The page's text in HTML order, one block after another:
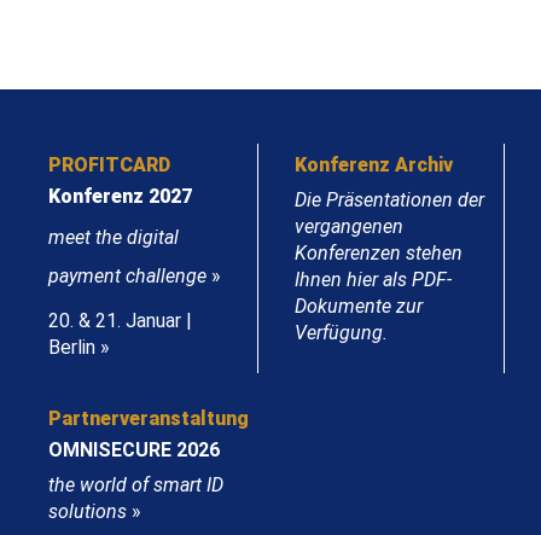
PROFITCARD
Konferenz 2027
meet the digital
payment challenge »
20. & 21. Januar |
Berlin »
Konferenz Archiv
Die Präsentationen der
vergangenen
Konferenzen stehen
Ihnen hier als PDF-
Dokumente zur
Verfügung.
Partnerveranstaltung
OMNISECURE 2026
the world of smart ID
solutions »